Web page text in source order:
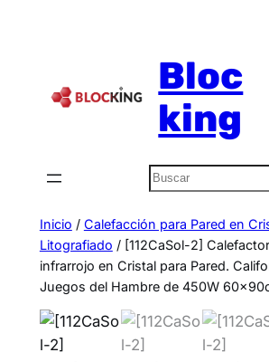
Bloc
king
Inicio / Calefacción para Pared en
Litografiado / [112CaSol-2]
infrarrojo en Cristal para Pared.
Juegos del Hambre de 450W